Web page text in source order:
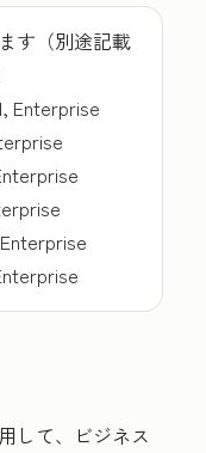
す（別途記載
Enterprise
して、ビジネス